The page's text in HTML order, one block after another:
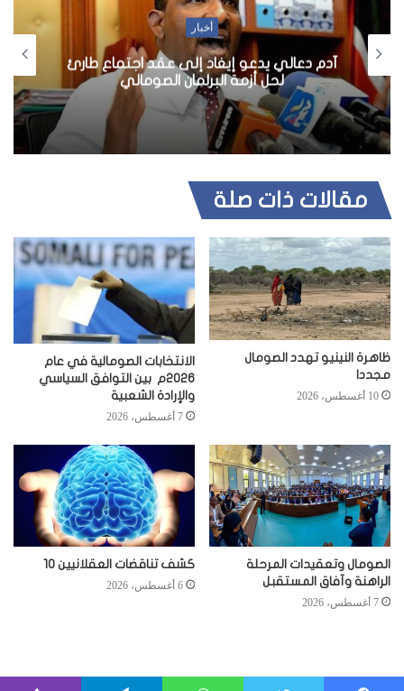
أخبار
آدم دعالي يدعو إيغاد إلى عقد اجتماع طارئ
لحل أزمة البرلمان الصومالي
مقالات ذات صلة
ظاهرة النينيو تهدد الصومال
مجددا
10 أغسطس، 2026
الانتخابات الصومالية في عام
2026م بين التوافق السياسي
والإرادة الشعبية
7 أغسطس، 2026
الصومال وتعقيدات المرحلة
الراهنة وآفاق المستقبل
7 أغسطس، 2026
كشف تناقضات العقلانيين 10
6 أغسطس، 2026